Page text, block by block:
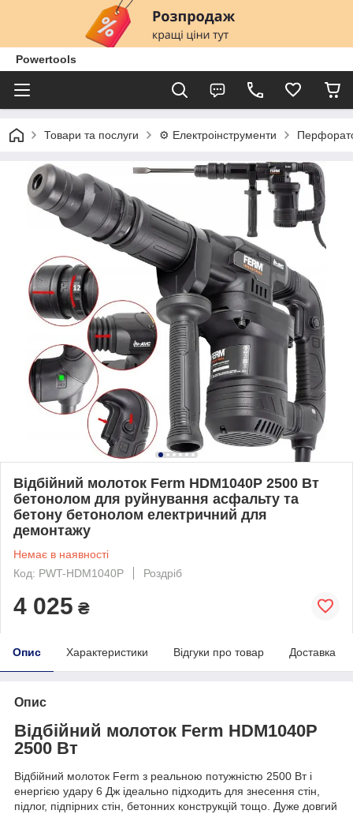
Powertools
Товари та послуги ⚙️ Електроінструменти
Відбійний молоток Ferm HDM1040P 2500 Вт
бетонолом для руйнування асфальту та
бетону бетонолом електричний для
демонтажу
Немає в наявності
Код: PWT-HDM1040P
Роздріб
4 025 ₴
Опис Характеристики Відгуки про товар Доставка
Опис
Відбійний молоток Ferm HDM1040P
2500 Вт
Відбійний молоток Ferm з реальною потужністю 2500 Вт і
енергією удару 6 Дж ідеально підходить для знесення стін,
підлог, підпірних стін, бетонних конструкцій тощо. Дуже довгий